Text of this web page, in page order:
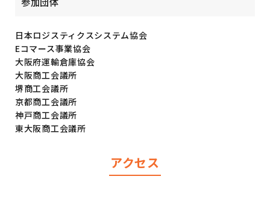
日本ロジスティクスシステム協会
Eコマース事業協会
大阪府運輸倉庫協会
大阪商工会議所
堺商工会議所
京都商工会議所
神戸商工会議所
東大阪商工会議所
アクセス